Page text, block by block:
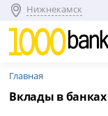
Нижнекамск
Главная
Вклады в банках